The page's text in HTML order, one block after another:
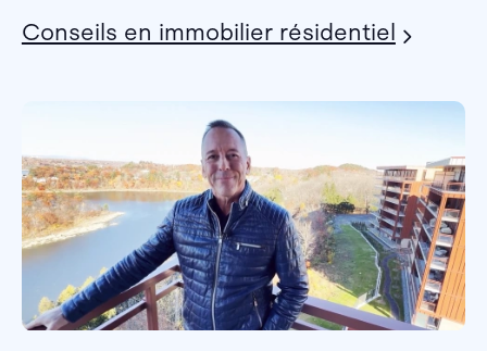
Conseils en immobilier résidentiel